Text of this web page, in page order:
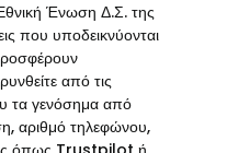
Ένωση Δ.Σ. της
που υποδεικνύονται
από τις
τα γενόσημα από
αριθμό τηλεφώνου,